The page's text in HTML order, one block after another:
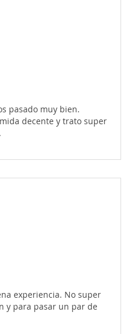
pasado muy bien.
decente y trato super
experiencia. No super
y para pasar un par de